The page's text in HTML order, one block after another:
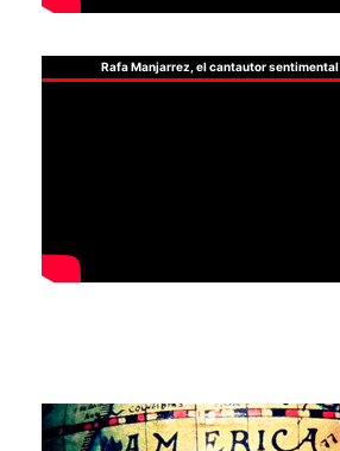
Rafa Manjarrez, el cantautor sentimental